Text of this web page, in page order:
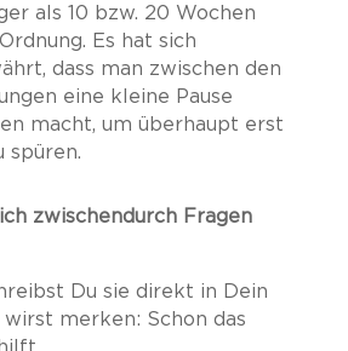
als 10 bzw. 20 Wochen
Es hat sich
dass man zwischen den
eine kleine Pause
macht, um überhaupt erst
spüren.
zwischendurch Fragen
Du sie direkt in Dein
merken: Schon das